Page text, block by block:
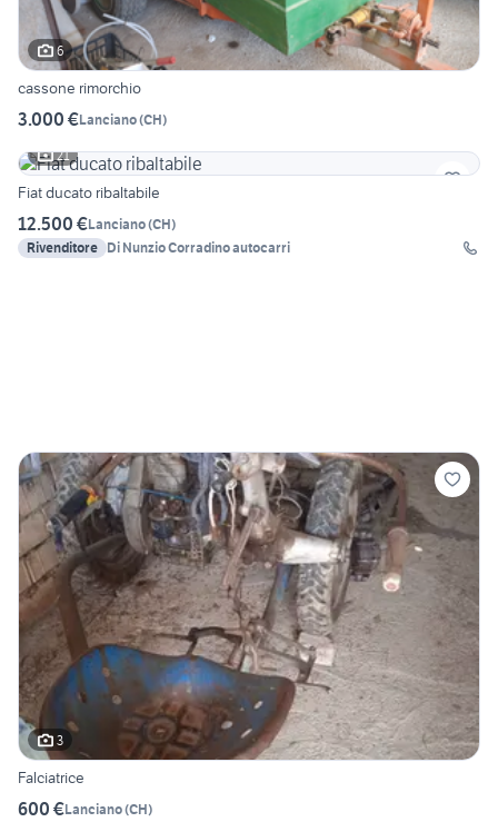
6
cassone rimorchio
3.000 €Lanciano(CH)
21
Fiat ducato ribaltabile
12.500 €Lanciano(CH)
Rivenditore Di Nunzio Corradino autocarri
3
Falciatrice
600 €Lanciano(CH)